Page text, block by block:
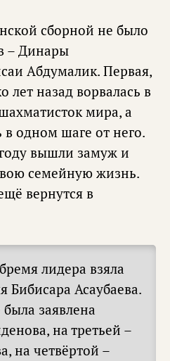
сборной не было
– Динары
Абдумалик. Первая,
назад ворвалась в
мира, а
в одном шаге от него.
вышли замуж и
семейную жизнь.
вернутся в
лидера взяла
Бибисара Асаубаева.
заявлена
на третьей –
на четвёртой –